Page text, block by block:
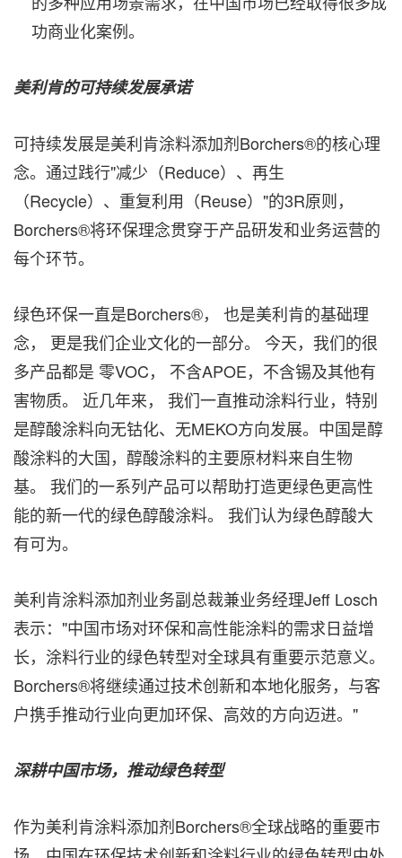
功商业化案例。
美利肯的可持续发展承诺
可持续发展是美利肯涂料添加剂Borchers®的核心理
念。通过践行"减少（Reduce）、再生
（Recycle）、重复利用（Reuse）"的3R原则，
Borchers®将环保理念贯穿于产品研发和业务运营的
每个环节。
绿色环保一直是Borchers®， 也是美利肯的基础理
念， 更是我们企业文化的一部分。 今天，我们的很
多产品都是 零VOC， 不含APOE，不含锡及其他有
害物质。 近几年来， 我们一直推动涂料行业，特别
是醇酸涂料向无钴化、无MEKO方向发展。中国是醇
酸涂料的大国，醇酸涂料的主要原材料来自生物
基。 我们的一系列产品可以帮助打造更绿色更高性
能的新一代的绿色醇酸涂料。 我们认为绿色醇酸大
有可为。
美利肯涂料添加剂业务副总裁兼业务经理Jeff Losch
表示："中国市场对环保和高性能涂料的需求日益增
长，涂料行业的绿色转型对全球具有重要示范意义。
Borchers®将继续通过技术创新和本地化服务，与客
户携手推动行业向更加环保、高效的方向迈进。"
深耕中国市场，推动绿色转型
作为美利肯涂料添加剂Borchers®全球战略的重要市